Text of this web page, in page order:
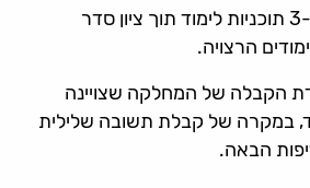
ניתן להגיש מועמדות ל-3 תוכניות לימוד תוך ציון סדר
הרצויה.
הקבלה של המחלקה שצויינה
במקרה של קבלת תשובה שלילית
הבאה.